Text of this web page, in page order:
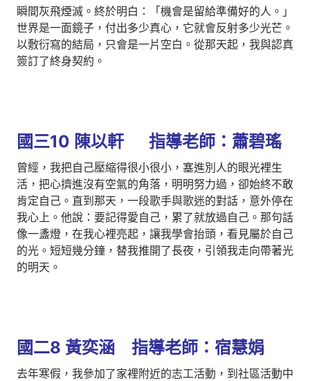
瞬間灰飛煙滅。​終於明白：「機會是留給準備好的人。」
世界是一面鏡子，付出多少真心，它就會反射多少光芒。​
以敷衍寫的結局，只會是一片空白。從那天起，我與認真
簽訂了終身契約。
國三10 陳以軒 指導老師：蕭碧瑤
曾經，我把自己壓縮得很小很小，塞進別人的眼光裡生
活，把心擠進沒有空氣的角落，明明努力過，卻始終不敢
肯定自己。直到那天，一段歌手與歌迷的對話，意外停在
我心上。他說：要記得愛自己，累了就放過自己。那句話
像一盞燈，在我心裡亮起，讓我學會抬頭，看見屬於自己
的光。短短幾分鐘，替我推開了長夜，引領我走向帶著光
的明天。
國二8 黃奕涵 指導老師：宿慧娟
去年寒假，我參加了家裡附近的志工活動，到社區活動中